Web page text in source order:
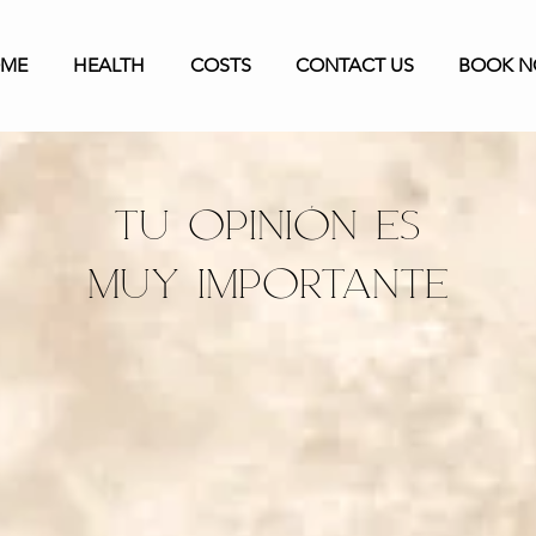
HEALTH COSTS CONTACT US BOOK
Tu opinión es
muy importante